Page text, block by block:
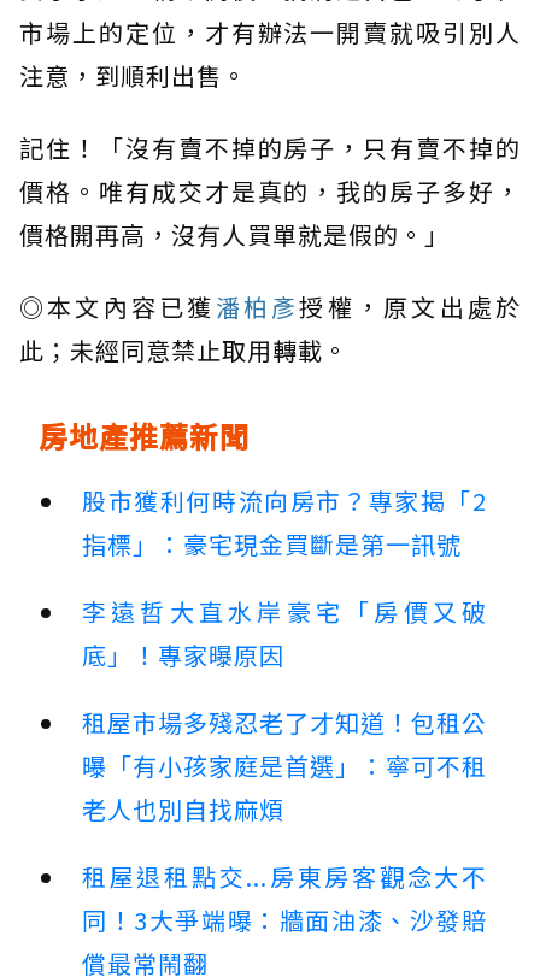
市場上的定位，才有辦法一開賣就吸引別人
注意，到順利出售。
記住！「沒有賣不掉的房子，只有賣不掉的
價格。唯有成交才是真的，我的房子多好，
價格開再高，沒有人買單就是假的。」
◎本文內容已獲潘柏彥授權，原文出處於
此；未經同意禁止取用轉載。
房地產推薦新聞
股市獲利何時流向房市？專家揭「2
指標」：豪宅現金買斷是第一訊號
李遠哲大直水岸豪宅「房價又破
底」！專家曝原因
租屋市場多殘忍老了才知道！包租公
曝「有小孩家庭是首選」：寧可不租
老人也別自找麻煩
租屋退租點交...房東房客觀念大不
同！3大爭端曝：牆面油漆、沙發賠
償最常鬧翻